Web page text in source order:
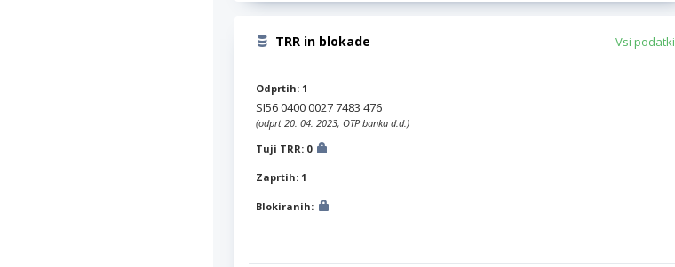
TRR in blokade Vsi podatki
Odprtih: 1
SI56 0400 0027 7483 476
(odprt 20. 04. 2023, OTP banka d.d.)
Tuji TRR: 0
Zaprtih: 1
Blokiranih: